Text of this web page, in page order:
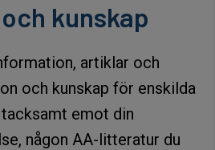
kunskap
artiklar och
och kunskap för enskilda
emot din
någon AA-litteratur du